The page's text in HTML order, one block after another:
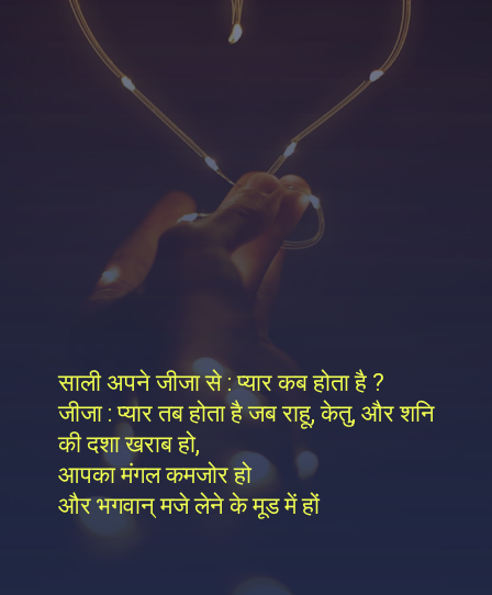
साली अपने जीजा से : प्यार कब होता है ?
जीजा : प्यार तब होता है जब राहू, केतु, और शनि
की दशा खराब हो,
आपका मंगल कमजोर हो
और भगवान् मजे लेने के मूड में हों